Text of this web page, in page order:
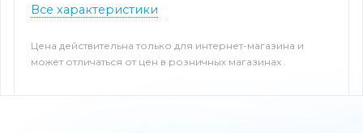
Все характеристики
Цена действительна только для интернет-магазина и
может отличаться от цен в розничных магазинах .